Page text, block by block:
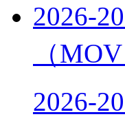
2026-
（
2026-